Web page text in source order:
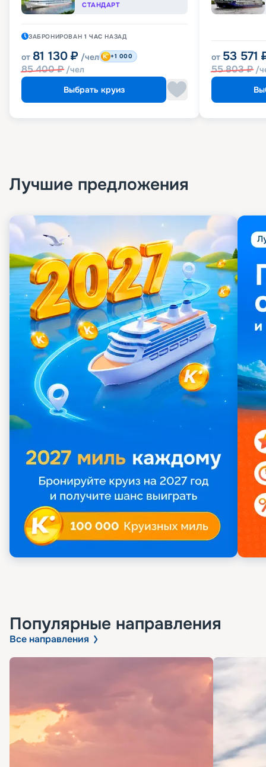
СТАНДАРТ
ЗАБРОНИРОВАН 1 ЧАС НАЗАД
от 81 130 ₽ /чел
85 400₽ /чел
+1 000
Выбрать круиз
от 53 571
55 803₽ /
Лучшие предложения
Популярные направления
Все направления